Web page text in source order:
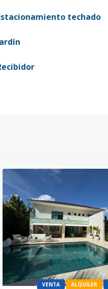
techado
VENTA ALQUILER